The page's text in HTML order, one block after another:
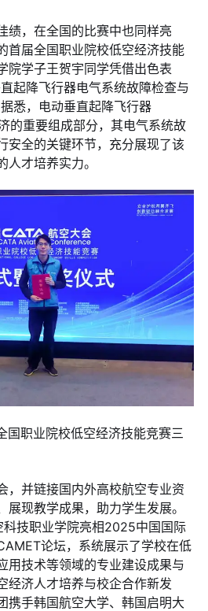
绩，在全国的比赛中也同样亮
首届全国职业院校低空经济技能
院学子王贺宇同学凭借出色表
起降飞行器电气系统故障检查与
悉，电动垂直起降飞行器
的重要组成部分，其电气系统故
安全的关键环节，充分展现了该
才培养实力。
职业院校低空经济技能竞赛三
，并链接国内外高校航空专业资
现教学成果，助力学生发展。
技职业学院亮相2025中国国际
论坛，系统展示了学校在低
用技术等领域的专业建设成果与
经济人才培养与校企合作新发
携手韩国航空大学、韩国启明大